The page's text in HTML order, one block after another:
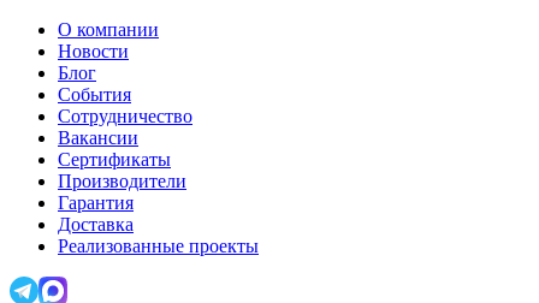
О компании
Новости
Блог
События
Сотрудничество
Вакансии
Сертификаты
Производители
Гарантия
Доставка
Реализованные проекты